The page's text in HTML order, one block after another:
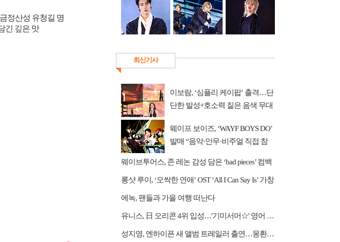
정산성 유청길 명
긴 깊은 맛
최신기사
이보람, ‘심플리 케이팝’ 출격…단
단한 발성+호소력 짙은 음색 무대
웨이프 보이즈, ‘WAYF BOYS DO’
발매 “음악·안무·비주얼 직접 참
웨이브투어스, 존 레논 감성 담은 ‘bad pieces’ 컴백
롱샷 루이, ‘오싹한 연애’ OST ‘All I Can Say Is’ 가창
에녹, 팬들과 가을 여행 떠난다
유니스, 日 오리콘 4위 입성…'기미서머☆' 영어 버전 발표
성지영, 엔하이픈 새 앨범 트레일러 출연…몽환적 서사 완성